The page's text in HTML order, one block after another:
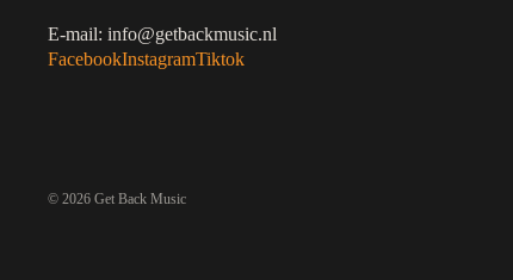
E-mail: info@getbackmusic.nl
FacebookInstagramTiktok
© 2026 Get Back Music